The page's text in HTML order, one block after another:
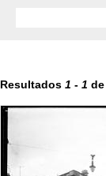
Resultados 1 - 1 de